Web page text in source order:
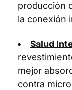
producción
la conexión
Salud
mejor
contra